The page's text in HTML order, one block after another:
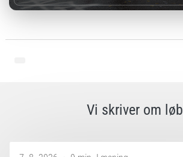
Vi skriver om løb